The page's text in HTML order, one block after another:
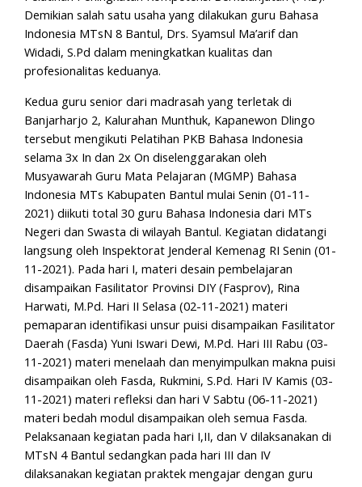
Demikian salah satu usaha yang dilakukan guru Bahasa
Indonesia MTsN 8 Bantul, Drs. Syamsul Ma’arif dan
Widadi, S.Pd dalam meningkatkan kualitas dan
profesionalitas keduanya.
Kedua guru senior dari madrasah yang terletak di
Banjarharjo 2, Kalurahan Munthuk, Kapanewon Dlingo
tersebut mengikuti Pelatihan PKB Bahasa Indonesia
selama 3x In dan 2x On diselenggarakan oleh
Musyawarah Guru Mata Pelajaran (MGMP) Bahasa
Indonesia MTs Kabupaten Bantul mulai Senin (01-11-
2021) diikuti total 30 guru Bahasa Indonesia dari MTs
Negeri dan Swasta di wilayah Bantul. Kegiatan didatangi
langsung oleh Inspektorat Jenderal Kemenag RI Senin (01-
11-2021). Pada hari I, materi desain pembelajaran
disampaikan Fasilitator Provinsi DIY (Fasprov), Rina
Harwati, M.Pd. Hari II Selasa (02-11-2021) materi
pemaparan identifikasi unsur puisi disampaikan Fasilitator
Daerah (Fasda) Yuni Iswari Dewi, M.Pd. Hari III Rabu (03-
11-2021) materi menelaah dan menyimpulkan makna puisi
disampaikan oleh Fasda, Rukmini, S.Pd. Hari IV Kamis (03-
11-2021) materi refleksi dan hari V Sabtu (06-11-2021)
materi bedah modul disampaikan oleh semua Fasda.
Pelaksanaan kegiatan pada hari I,II, dan V dilaksanakan di
MTsN 4 Bantul sedangkan pada hari III dan IV
dilaksanakan kegiatan praktek mengajar dengan guru